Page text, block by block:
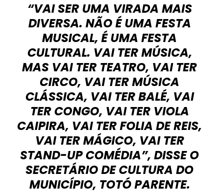
“VAI SER UMA VIRADA MAIS
DIVERSA. NÃO É UMA FESTA
MUSICAL, É UMA FESTA
CULTURAL. VAI TER MÚSICA,
MAS VAI TER TEATRO, VAI TER
CIRCO, VAI TER MÚSICA
CLÁSSICA, VAI TER BALÉ, VAI
TER CONGO, VAI TER VIOLA
CAIPIRA, VAI TER FOLIA DE REIS,
VAI TER MÁGICO, VAI TER
STAND-UP COMÉDIA”, DISSE O
SECRETÁRIO DE CULTURA DO
MUNICÍPIO, TOTÓ PARENTE.